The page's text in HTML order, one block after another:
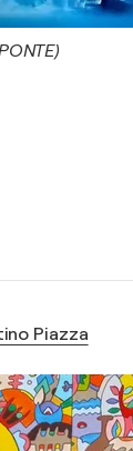
Piazza